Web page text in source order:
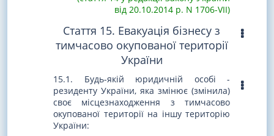
від 20.10.2014 р. N 1706-VII)
Стаття 15. Евакуація бізнесу з
тимчасово окупованої території
України
15.1. Будь-якій юридичній особі -
резиденту України, яка змінює (змінила)
своє місцезнаходження з тимчасово
окупованої території на іншу територію
України: